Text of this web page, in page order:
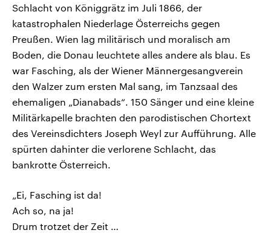
Schlacht von Königgrätz im Juli 1866, der
katastrophalen Niederlage Österreichs gegen
Preußen. Wien lag militärisch und moralisch am
Boden, die Donau leuchtete alles andere als blau. Es
war Fasching, als der Wiener Männergesangverein
den Walzer zum ersten Mal sang, im Tanzsaal des
ehemaligen „Dianabads“. 150 Sänger und eine kleine
Militärkapelle brachten den parodistischen Chortext
des Vereinsdichters Joseph Weyl zur Aufführung. Alle
spürten dahinter die verlorene Schlacht, das
bankrotte Österreich.
„Ei, Fasching ist da!
Ach so, na ja!
Drum trotzet der Zeit …